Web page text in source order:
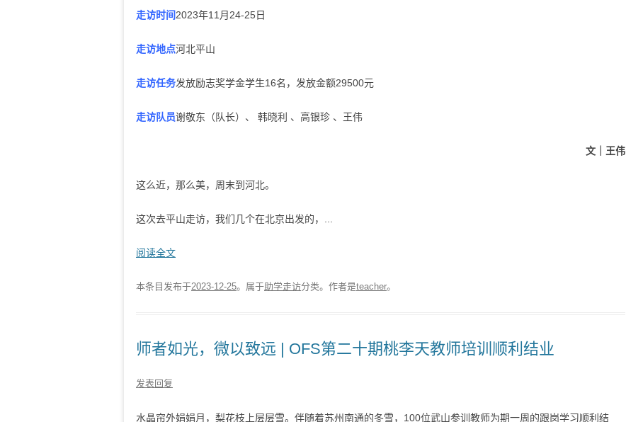
走访时间2023年11月24-25日
走访地点河北平山
走访任务发放励志奖学金学生16名，发放金额29500元
走访队员谢敬东（队长）、 韩晓利 、高银珍 、王伟
文｜王伟
这么近，那么美，周末到河北。
这次去平山走访，我们几个在北京出发的，...
阅读全文
本条目发布于2023-12-25。属于助学走访分类。 作者是teacher。
师者如光，微以致远 | OFS第二十期桃李天教师培训顺利结业
发表回复
水晶帘外娟娟月，梨花枝上层层雪。伴随着苏州南通的冬雪，100位武山参训教师为期一周的跟岗学习顺利结